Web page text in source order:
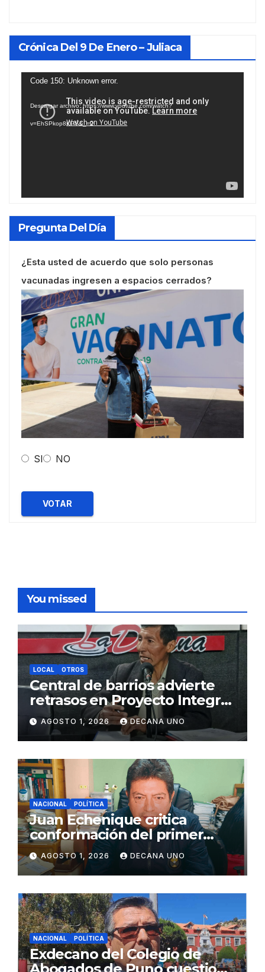
Crónica Del 9 De Enero – Juliaca
Reproductor
vídeo
Code 150: Unknown error.
Descargar archivo: https://www.youtube.com/watch?
v=EhSPkop8KPY&_=2
Pregunta Del Día
¿Esta usted de acuerdo que solo personas
vacunadas ingresen a espacios cerrados?
SI NO
VOTAR
You missed
LOCAL OTROS
Central de barrios advierte
retrasos en Proyecto Integral
de Agua y Alcantarillado para
Juliaca
AGOSTO 1, 2026 DECANA UNO
NACIONAL POLÍTICA
Juan Echenique critica
conformación del primer
gabinete ministerial de Keiko
Fujimori
AGOSTO 1, 2026 DECANA UNO
NACIONAL POLÍTICA
Exdecano del Colegio de